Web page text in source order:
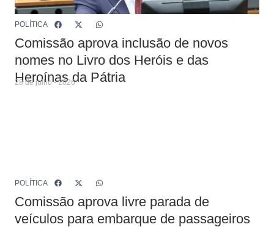
POLÍTICA
Comissão aprova inclusão de novos
nomes no Livro dos Heróis e das
Heroínas da Pátria
28 de julho - 2026
POLÍTICA
Comissão aprova livre parada de
veículos para embarque de passageiros